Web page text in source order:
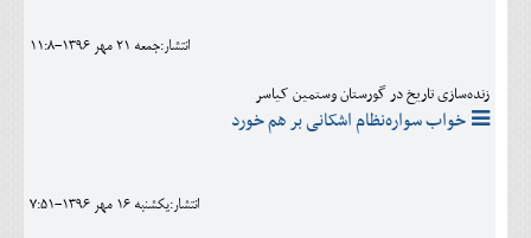
انتشار:جمعه 21 مهر 1396-11:8
زنده‌سازی تاریخ در گورستان وستمین کیاسر
خواب سواره‌نظام اشکانی بر هم خورد
انتشار:يکشنبه 16 مهر 1396-7:51